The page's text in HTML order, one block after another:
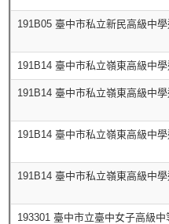
191B05 臺中市私立新民高級中
191B14 臺中市私立嶺東高級中
191B14 臺中市私立嶺東高級中
191B14 臺中市私立嶺東高級中
191B14 臺中市私立嶺東高級中
193301 臺中市立臺中女子高級中